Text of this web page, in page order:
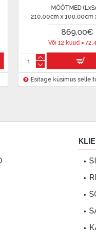
ainult see isik, kes
palun tutvugekauba
Enne laenamist palun
MÕÕTMED (LxSxK)
40.00cm x 40.00cm x 45.00cm
Või 12 kuud =9.41€
Esitage küsimus selle toote kohta